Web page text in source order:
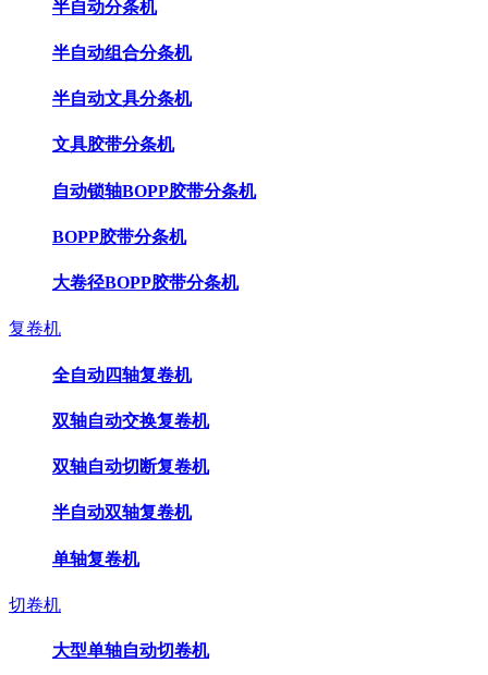
半自动分条机
半自动组合分条机
半自动文具分条机
文具胶带分条机
自动锁轴BOPP胶带分条机
BOPP胶带分条机
大卷径BOPP胶带分条机
复卷机
全自动四轴复卷机
双轴自动交换复卷机
双轴自动切断复卷机
半自动双轴复卷机
单轴复卷机
切卷机
大型单轴自动切卷机